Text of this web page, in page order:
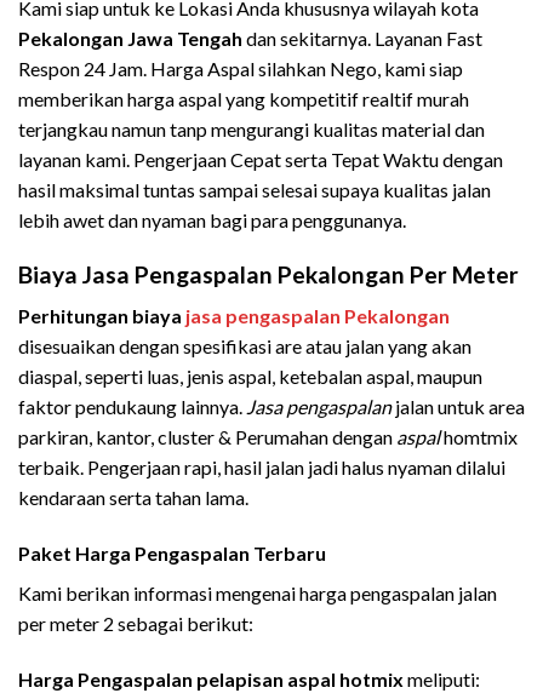
Kami siap untuk ke Lokasi Anda khususnya wilayah kota
Pekalongan Jawa Tengah dan sekitarnya. Layanan Fast
Respon 24 Jam. Harga Aspal silahkan Nego, kami siap
memberikan harga aspal yang kompetitif realtif murah
terjangkau namun tanp mengurangi kualitas material dan
layanan kami. Pengerjaan Cepat serta Tepat Waktu dengan
hasil maksimal tuntas sampai selesai supaya kualitas jalan
lebih awet dan nyaman bagi para penggunanya.
Biaya Jasa Pengaspalan Pekalongan Per Meter
Perhitungan biaya jasa pengaspalan Pekalongan
disesuaikan dengan spesifikasi are atau jalan yang akan
diaspal, seperti luas, jenis aspal, ketebalan aspal, maupun
faktor pendukaung lainnya. Jasa pengaspalanjalan untuk area
parkiran, kantor, cluster & Perumahan dengan aspalhomtmix
terbaik. Pengerjaan rapi, hasil jalan jadi halus nyaman dilalui
kendaraan serta tahan lama.
Paket Harga Pengaspalan Terbaru
Kami berikan informasi mengenai harga pengaspalan jalan
per meter 2 sebagai berikut:
Harga Pengaspalan pelapisan aspal hotmix meliputi: